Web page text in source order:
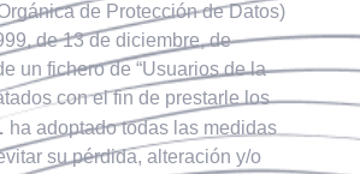
de Protección de Datos)
de 13 de diciembre, de
un fichero de “Usuarios de la
con el fin de prestarle los
ha adoptado todas las medidas
su pérdida, alteración y/o